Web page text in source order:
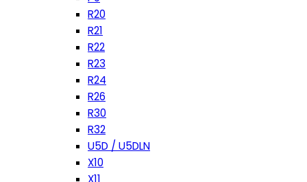
R20
R21
R22
R23
R24
R26
R30
R32
U5D / U5DLN
X10